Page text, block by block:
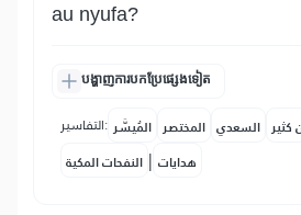
au nyufa?
បង្ហាញការបកប្រែផ្សេងទៀត
التفاسير: المُيسَّر المختصر السعدي كثير
النفحات المكية | هدايات